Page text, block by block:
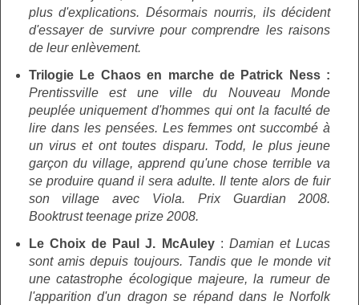
plus d'explications. Désormais nourris, ils décident
d'essayer de survivre pour comprendre les raisons
de leur enlèvement.
Trilogie Le Chaos en marche de Patrick Ness :
Prentissville est une ville du Nouveau Monde
peuplée uniquement d'hommes qui ont la faculté de
lire dans les pensées. Les femmes ont succombé à
un virus et ont toutes disparu. Todd, le plus jeune
garçon du village, apprend qu'une chose terrible va
se produire quand il sera adulte. Il tente alors de fuir
son village avec Viola. Prix Guardian 2008.
Booktrust teenage prize 2008.
Le Choix de Paul J. McAuley:Damian et Lucas
sont amis depuis toujours. Tandis que le monde vit
une catastrophe écologique majeure, la rumeur de
l'apparition d'un dragon se répand dans le Norfolk